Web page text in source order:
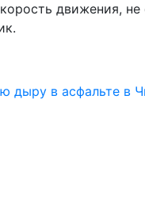
движения,
дыру в асфальте в